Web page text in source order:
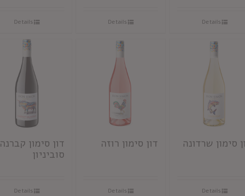
Details
Details
Details
סימון שרדונה
Details
דון סימון רוזה
Details
דון סימון קברנה
סוביניון
Details